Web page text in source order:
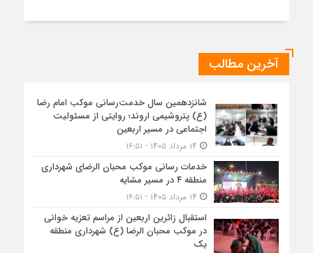
آخرین مطالب
شانزدهمین سال خدمت‌رسانی موکب امام رضا
(ع) پتروشیمی اروند؛ روایتی از مسئولیت
اجتماعی در مسیر اربعین
خدمات رسانی موکب محبان الرضای شهرداری
منطقه ۴ در مسیر مشایه
استقبال زائرین اربعین از مراسم تعزیه خوانی
در موکب محبان الرضا (ع) شهرداری منطقه
یک